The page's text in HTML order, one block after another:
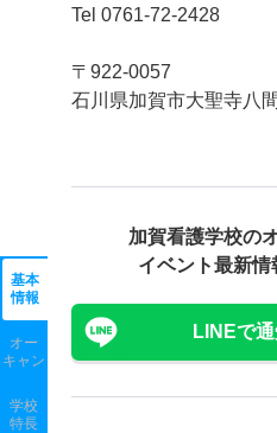
基本
情報
オー
キャン
学校
特長
Tel 0761-72-2428
〒922-0057
石川県加賀市大聖寺八
加賀看護学校の
イベント最新情
LINEで